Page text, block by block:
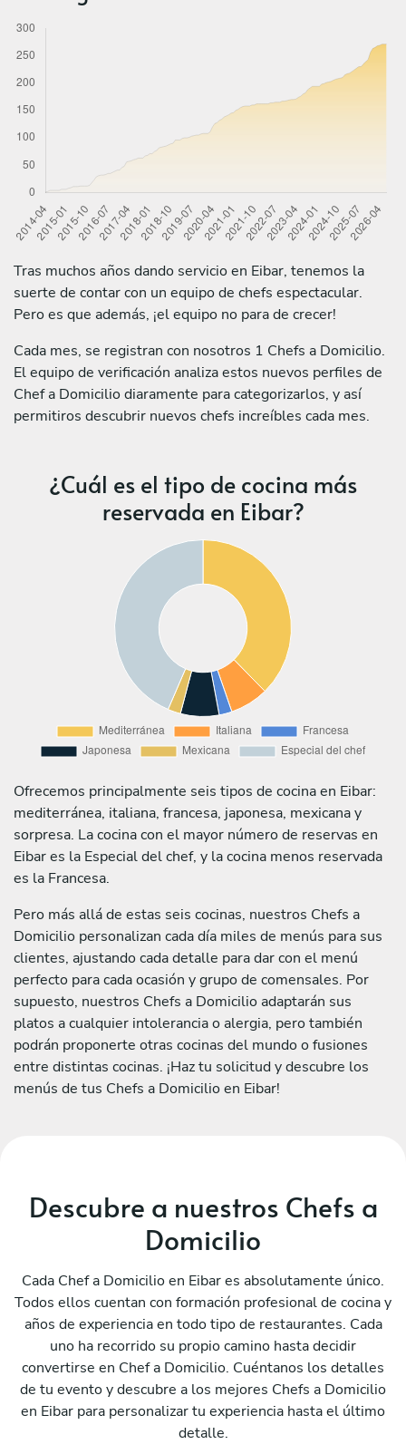
Tras muchos años dando servicio en Eibar, tenemos la
suerte de contar con un equipo de chefs espectacular.
Pero es que además, ¡el equipo no para de crecer!
Cada mes, se registran con nosotros 1 Chefs a Domicilio.
El equipo de verificación analiza estos nuevos perfiles de
Chef a Domicilio diaramente para categorizarlos, y así
permitiros descubrir nuevos chefs increíbles cada mes.
¿Cuál es el tipo de cocina más
reservada en Eibar?
Ofrecemos principalmente seis tipos de cocina en Eibar:
mediterránea, italiana, francesa, japonesa, mexicana y
sorpresa. La cocina con el mayor número de reservas en
Eibar es la Especial del chef, y la cocina menos reservada
es la Francesa.
Pero más allá de estas seis cocinas, nuestros Chefs a
Domicilio personalizan cada día miles de menús para sus
clientes, ajustando cada detalle para dar con el menú
perfecto para cada ocasión y grupo de comensales. Por
supuesto, nuestros Chefs a Domicilio adaptarán sus
platos a cualquier intolerancia o alergia, pero también
podrán proponerte otras cocinas del mundo o fusiones
entre distintas cocinas. ¡Haz tu solicitud y descubre los
menús de tus Chefs a Domicilio en Eibar!
Descubre a nuestros Chefs a
Domicilio
Cada Chef a Domicilio en Eibar es absolutamente único.
Todos ellos cuentan con formación profesional de cocina y
años de experiencia en todo tipo de restaurantes. Cada
uno ha recorrido su propio camino hasta decidir
convertirse en Chef a Domicilio. Cuéntanos los detalles
de tu evento y descubre a los mejores Chefs a Domicilio
en Eibar para personalizar tu experiencia hasta el último
detalle.